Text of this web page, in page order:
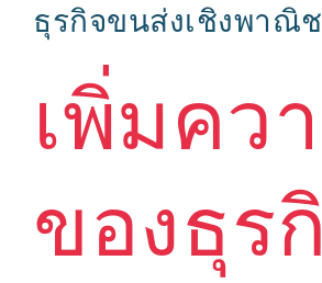
ธุรกิจขนส่งเชิงพาณิ
เพิ่มคว
ของธุร